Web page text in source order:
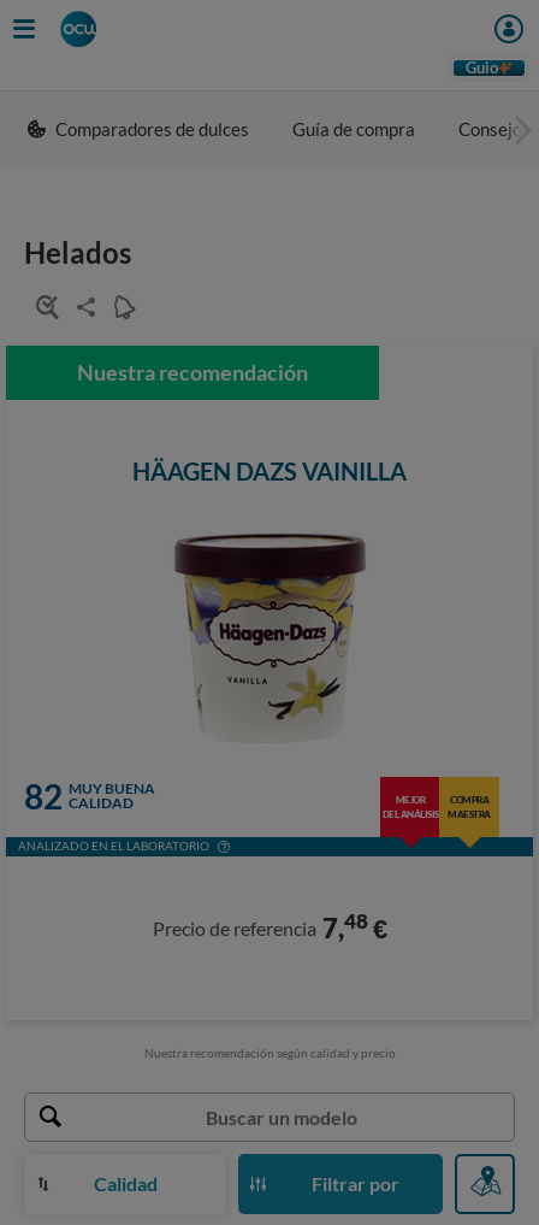
Guio
Comparadores de dulces Guía de compra Consejos
Helados
Nuestra recomendación
HÄAGEN DAZS VAINILLA
82 MUY BUENA
CALIDAD
MEJOR
DEL ANÁLISIS
COMPRA
MAESTRA
ANALIZADO EN EL LABORATORIO
Nuestra recomendación según calidad y precio
Precio de referencia 7,48 €
Calidad Filtrar por